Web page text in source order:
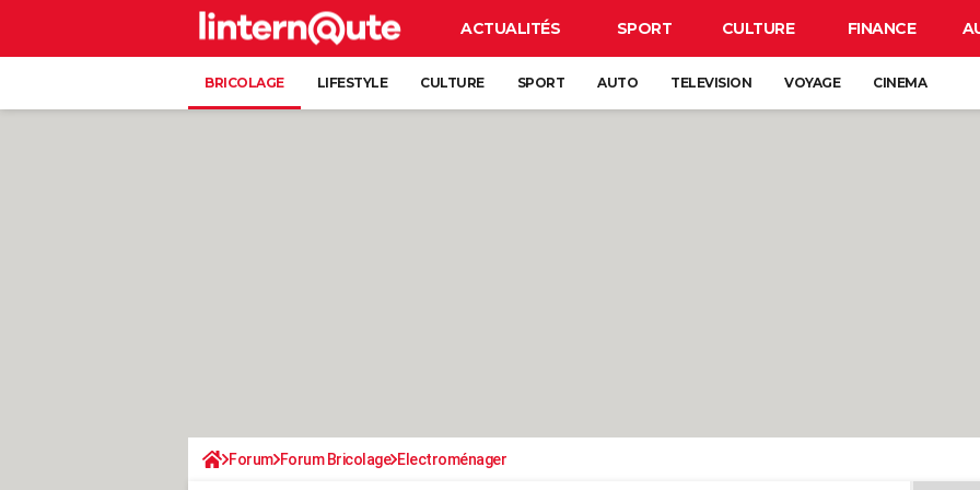
ACTUALITÉS SPORT CULTURE FINANCE
BRICOLAGE LIFESTYLE CULTURE SPORT AUTO TELEVISION VOYAGE CINEMA
Forum Forum Bricolage Electroménager